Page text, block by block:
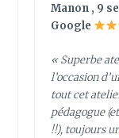
Manon , 9
Google
« Superbe
l’occasion
tout cet
pédagogue
!!), toujours